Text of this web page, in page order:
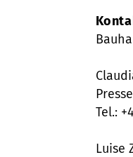
Tel.:
Luise